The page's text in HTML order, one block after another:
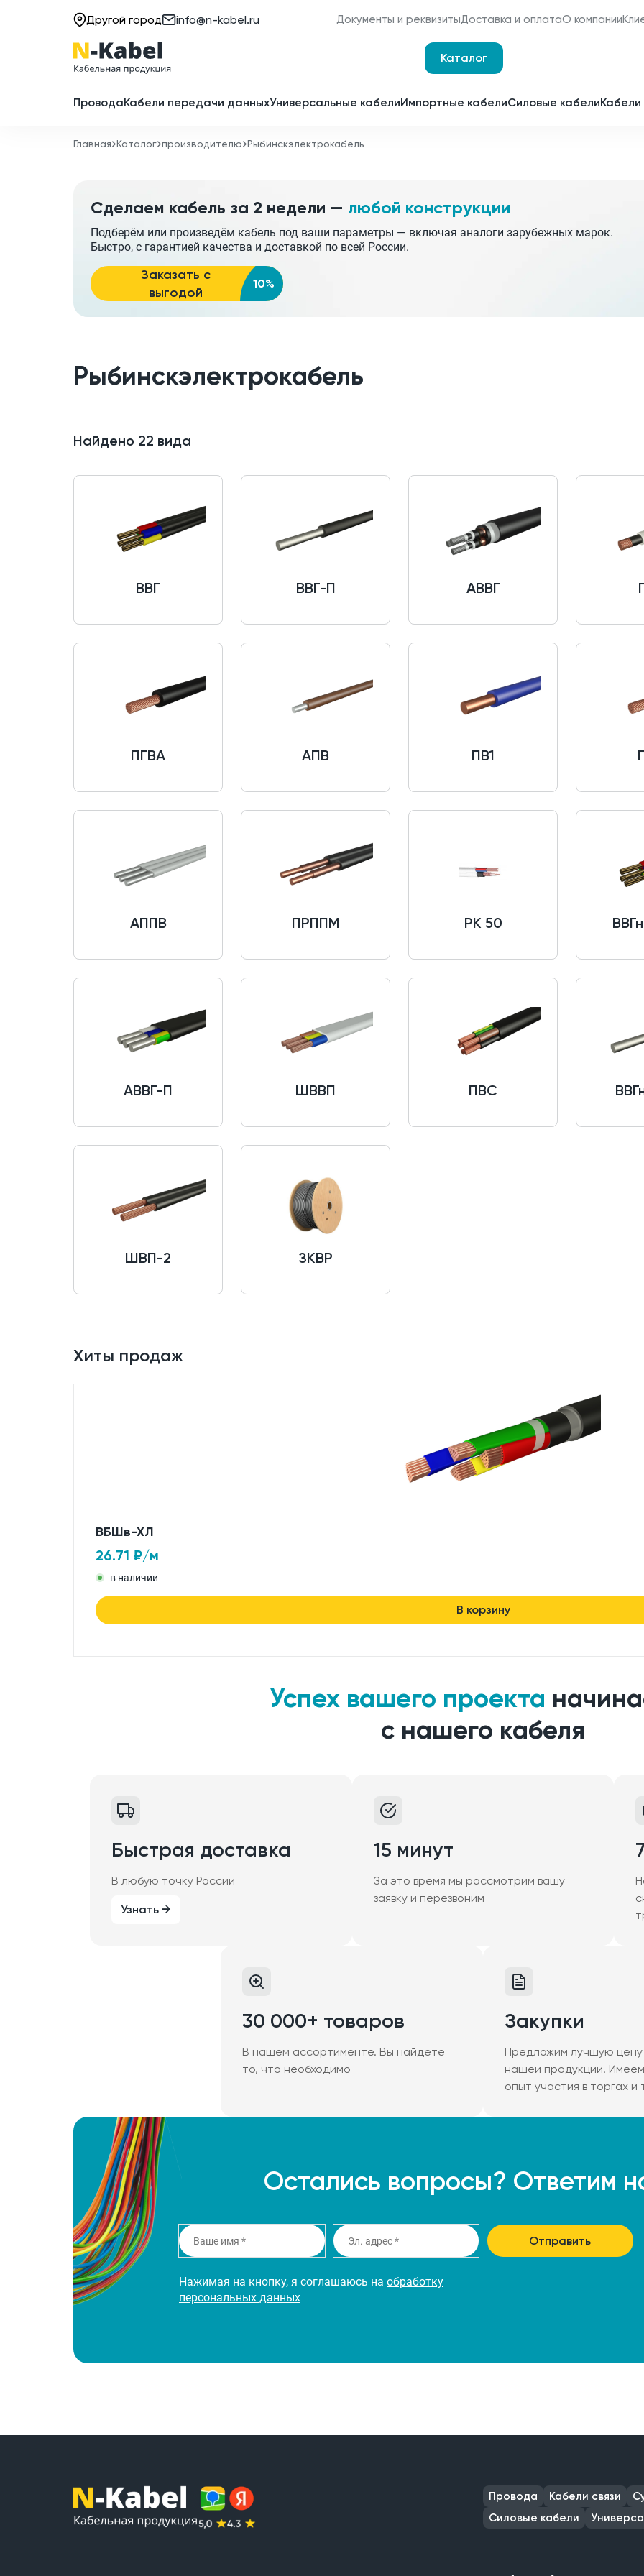
Другой город info@n-kabel.ru Документы и реквизитыДоставка и оплатаО компании
Наши сертификаты
Оплата и доставка
Получить
Каталог
ПроводаКабели передачи данныхУниверсальные кабелиИмпортные кабелиСиловые кабелиКабели
Главная Каталог производителю Рыбинскэлектрокабель
Сделаем кабель за 2 недели — любой конструкции
Подберём или произведём кабель под ваши параметры — включая аналоги зарубежных марок.
Быстро, с гарантией качества и доставкой по всей России.
Заказать с
выгодой
10%
Рыбинскэлектрокабель
Найдено 22 вида
ВВГ ВВГ-П АВВГ
ПГВА АПВ ПВ1
АППВ ПРППМ РК 50
АВВГ-П ШВВП ПВС
ШВП-2 ЗКВР
Хиты продаж
ВБШв-ХЛ
26.71 ₽/м
в наличии
В корзину
Успех вашего проекта
с нашего кабеля
Быстрая доставка
В любую точку России
Узнать →
15 минут
За это время мы рассмотрим вашу
заявку и перезвоним
30 000+ товаров
В нашем ассортименте. Вы найдете
то, что необходимо
Закупки
Предложим лучшую цену
нашей продукции.
опыт участия в торгах и
Остались вопросы? Ответим
Отправить
Нажимая на кнопку, я соглашаюсь на обработку
персональных данных
Провода Кабели связи
Силовые кабели